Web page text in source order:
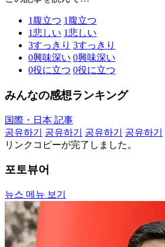
1 腹立つ 1 腹立つ
1悲しい 1悲しい
3すっきり 3すっきり
0興味深い 0興味深い
0役に立つ 0役に立つ
みんなの感想ランキング
国際・日本 記事
공유하기
공유하기 공유하기 공유하기
リンクコピーが完了しました。
포토뷰어
뉴스 메뉴 보기